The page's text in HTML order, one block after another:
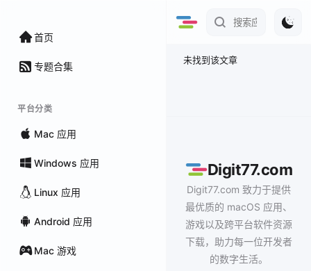
首页
专题合集
平台分类
Mac 应用
Windows 应用
Linux 应用
Android 应用
Mac 游戏
未找到该文章
Digit77.com
Digit77.com 致力于提供
最优质的 macOS 应用、
游戏以及跨平台软件资源
下载，助力每一位开发者
的数字生活。